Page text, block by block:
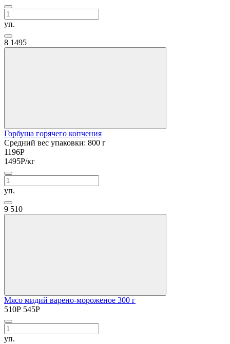
уп.
8 1495
Горбуша горячего копчения
Средний вес упаковки: 800 г
1196Р
1495Р/кг
уп.
9 510
Мясо мидий варено-мороженое 300 г
510Р 545Р
уп.